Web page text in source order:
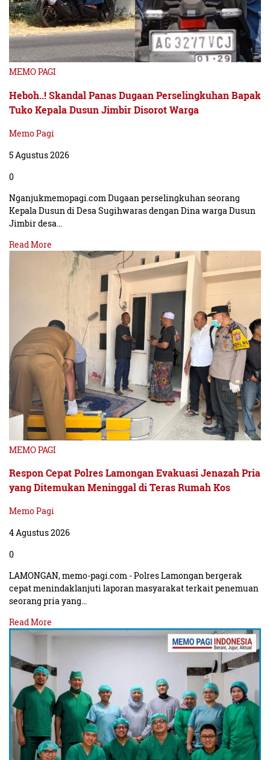
MEMO PAGI
Heboh..! Skandal Panas Dugaan Perselingkuhan Bapak
Tuko Kepala Dusun Jimbir Disorot Warga
Memo Pagi
5 Agustus 2026
0
Nganjukmemopagi.com Dugaan perselingkuhan seorang
Kepala Dusun di Desa Sugihwaras dengan Dina warga Dusun
Jimbir desa…
Read More
MEMO PAGI
Respon Cepat Polres Lamongan Evakuasi Jenazah Pria
yang Ditemukan Meninggal di Teras Rumah Kos
Memo Pagi
4 Agustus 2026
0
LAMONGAN, memo-pagi.com - Polres Lamongan bergerak
cepat menindaklanjuti laporan masyarakat terkait penemuan
seorang pria yang…
Read More